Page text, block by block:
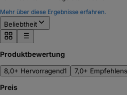
Mehr über diese Ergebnisse erfahren.
Beliebtheit
Produktbewertung
8,0+ Hervorragend1 7,0+
Preis